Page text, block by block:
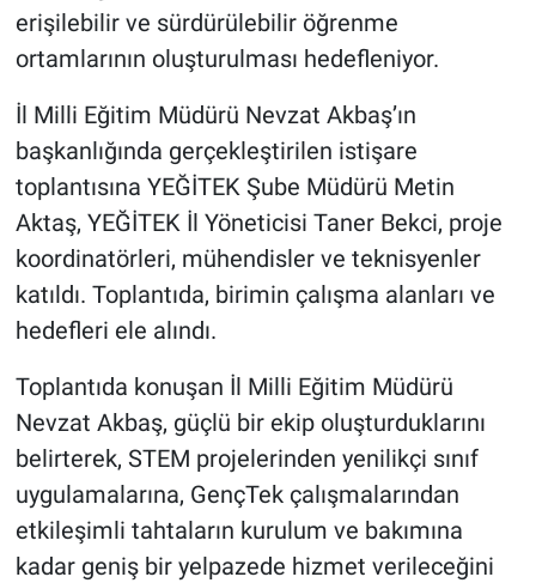
erişilebilir ve sürdürülebilir öğrenme
ortamlarının oluşturulması hedefleniyor.
İl Milli Eğitim Müdürü Nevzat Akbaş’ın
başkanlığında gerçekleştirilen istişare
toplantısına YEĞİTEK Şube Müdürü Metin
Aktaş, YEĞİTEK İl Yöneticisi Taner Bekci, proje
koordinatörleri, mühendisler ve teknisyenler
katıldı. Toplantıda, birimin çalışma alanları ve
hedefleri ele alındı.
Toplantıda konuşan İl Milli Eğitim Müdürü
Nevzat Akbaş, güçlü bir ekip oluşturduklarını
belirterek, STEM projelerinden yenilikçi sınıf
uygulamalarına, GençTek çalışmalarından
etkileşimli tahtaların kurulum ve bakımına
kadar geniş bir yelpazede hizmet verileceğini